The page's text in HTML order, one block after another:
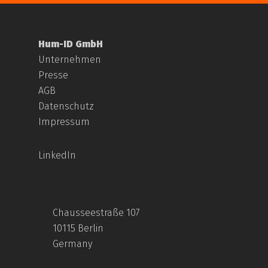
Hum-ID GmbH
Unternehmen
Presse
AGB
Datenschutz
Impressum
LinkedIn
Chausseestraße 107
10115 Berlin
Germany